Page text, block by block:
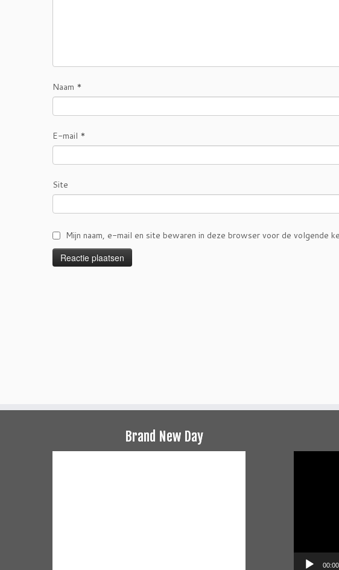
Naam *
E-mail *
Site
Mijn naam, e-mail en site bewaren in deze browser voor de volgende
Brand New Day
00:00